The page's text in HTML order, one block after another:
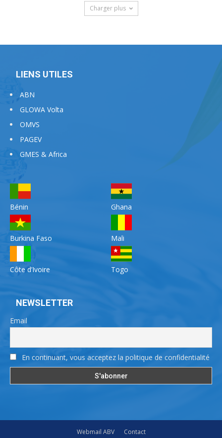
Charger plus
LIENS UTILES
ABN
GLOWA Volta
OMVS
PAGEV
GMES & Africa
Bénin
Burkina Faso
Côte d’Ivoire
Ghana
Mali
Togo
NEWSLETTER
Email
En continuant, vous acceptez la politique de confidentialité
Webmail ABV Contact